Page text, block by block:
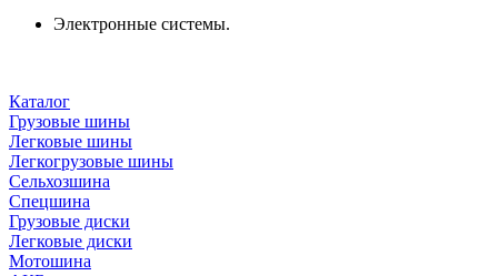
Электронные системы.
Каталог
Грузовые шины
Легковые шины
Легкогрузовые шины
Сельхозшина
Спецшина
Грузовые диски
Легковые диски
Мотошина